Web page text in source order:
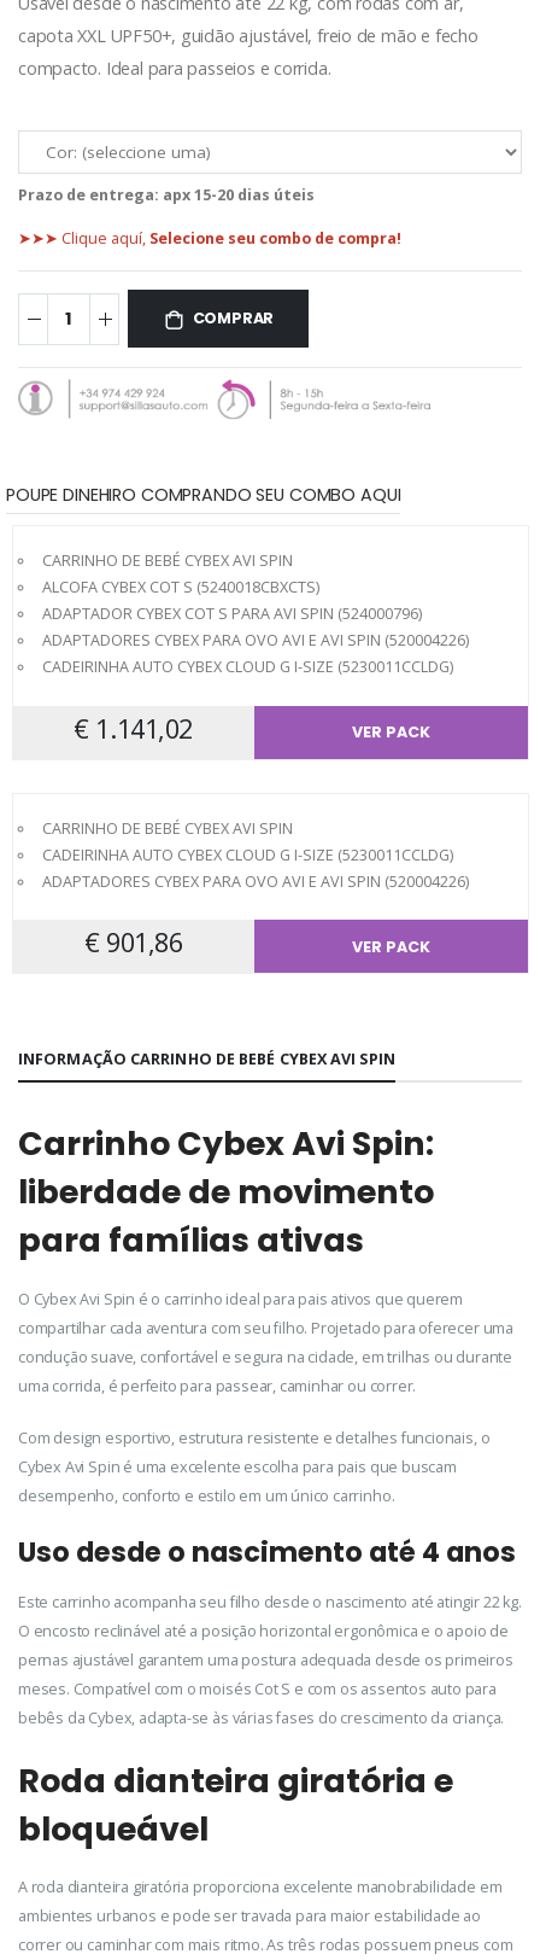
capota XXL UPF50+, guidão ajustável, freio de mão e fecho
compacto. Ideal para passeios e corrida.
Prazo de entrega: apx 15-20 dias úteis
➤➤➤ Clique aquí, Selecione seu combo de compra!
COMPRAR
POUPE DINEHIRO COMPRANDO SEU COMBO AQUI
CARRINHO DE BEBÉ CYBEX AVI SPIN
ALCOFA CYBEX COT S (5240018CBXCTS)
ADAPTADOR CYBEX COT S PARA AVI SPIN (524000796)
ADAPTADORES CYBEX PARA OVO AVI E AVI SPIN (520004226)
CADEIRINHA AUTO CYBEX CLOUD G I-SIZE (5230011CCLDG)
€ 1.141,02 VER PACK
CARRINHO DE BEBÉ CYBEX AVI SPIN
CADEIRINHA AUTO CYBEX CLOUD G I-SIZE (5230011CCLDG)
ADAPTADORES CYBEX PARA OVO AVI E AVI SPIN (520004226)
€ 901,86 VER PACK
INFORMAÇÃO CARRINHO DE BEBÉ CYBEX AVI SPIN
Carrinho Cybex Avi Spin:
liberdade de movimento
para famílias ativas
O Cybex Avi Spin é o carrinho ideal para pais ativos que querem
compartilhar cada aventura com seu filho. Projetado para oferecer uma
condução suave, confortável e segura na cidade, em trilhas ou durante
uma corrida, é perfeito para passear, caminhar ou correr.
Com design esportivo, estrutura resistente e detalhes funcionais, o
Cybex Avi Spin é uma excelente escolha para pais que buscam
desempenho, conforto e estilo em um único carrinho.
Uso desde o nascimento até 4 anos
Este carrinho acompanha seu filho desde o nascimento até atingir 22 kg.
O encosto reclinável até a posição horizontal ergonômica e o apoio de
pernas ajustável garantem uma postura adequada desde os primeiros
meses. Compatível com o moisés Cot S e com os assentos auto para
bebês da Cybex, adapta-se às várias fases do crescimento da criança.
Roda dianteira giratória e
bloqueável
A roda dianteira giratória proporciona excelente manobrabilidade em
ambientes urbanos e pode ser travada para maior estabilidade ao
correr ou caminhar com mais ritmo. As três rodas possuem pneus com